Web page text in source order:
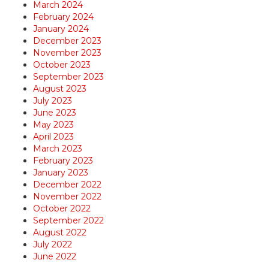
March 2024
February 2024
January 2024
December 2023
November 2023
October 2023
September 2023
August 2023
July 2023
June 2023
May 2023
April 2023
March 2023
February 2023
January 2023
December 2022
November 2022
October 2022
September 2022
August 2022
July 2022
June 2022